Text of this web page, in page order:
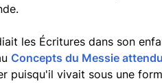
les Écritures dans son
Concepts du Messie attendu
puisqu'il vivait sous une